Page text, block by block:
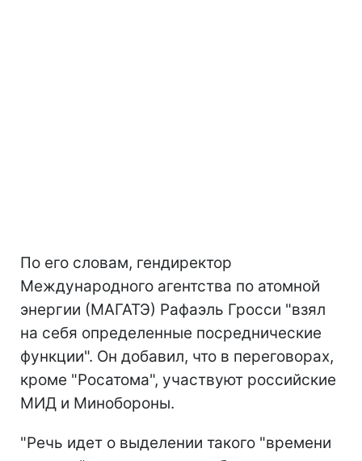
По его словам, гендиректор
Международного агентства по атомной
энергии (МАГАТЭ) Рафаэль Гросси "взял
на себя определенные посреднические
функции". Он добавил, что в переговорах,
кроме "Росатома", участвуют российские
МИД и Минобороны.
"Речь идет о выделении такого "времени